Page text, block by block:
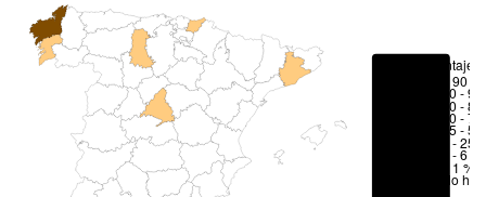
Porcentajes
> 90 %
80 -
70 -
50 -
25 -
6 - 25
1 - 6 %
< 1 %
No hay